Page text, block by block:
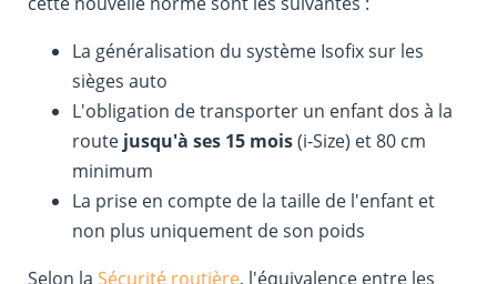
La généralisation du système Isofix sur les
sièges auto
L'obligation de transporter un enfant dos à la
route jusqu'à ses 15 mois(i-Size) et 80 cm
minimum
La prise en compte de la taille de l'enfant et
non plus uniquement de son poids
Selon la Sécurité routière, l'équivalence entre les